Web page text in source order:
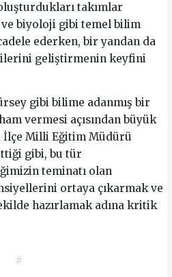
takımlar
ve biyoloji gibi temel bilim
ederken, bir yandan da
geliştirmenin keyfini
gibi bilime adanmış bir
vermesi açısından büyük
İlçe Milli Eğitim Müdürü
gibi, bu tür
teminatı olan
ortaya çıkarmak ve
hazırlamak adına kritik
#